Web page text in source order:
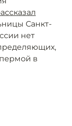
Санкт-
нет
в